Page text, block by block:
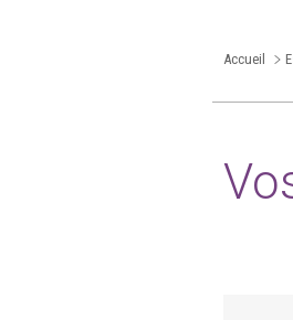
Accueil